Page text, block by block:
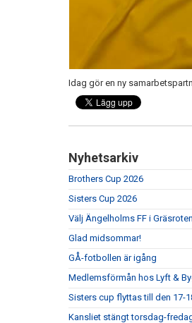
Idag gör en ny
Nyhetsarkiv
Brothers Cup 2026
Sisters Cup 2026
Välj Ängelholms FF i
Glad midsommar!
GÅ-fotbollen är igång
Medlemsförmån hos Lyft &
Sisters cup flyttas till den 17-
Kansliet stängt torsdag-